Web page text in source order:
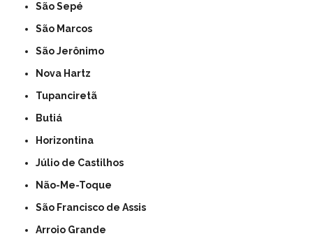
São Sepé
São Marcos
São Jerônimo
Nova Hartz
Tupanciretã
Butiá
Horizontina
Júlio de Castilhos
Não-Me-Toque
São Francisco de Assis
Arroio Grande